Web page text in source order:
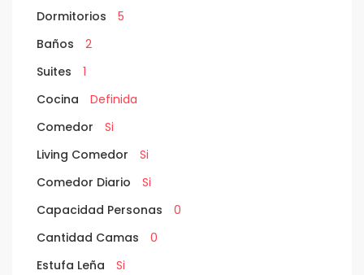
Dormitorios
5
Baños
2
Suites
1
Cocina
Definida
Comedor
Si
Living Comedor
Si
Comedor Diario
Si
Capacidad Personas
0
Cantidad Camas
0
Estufa Leña
Si